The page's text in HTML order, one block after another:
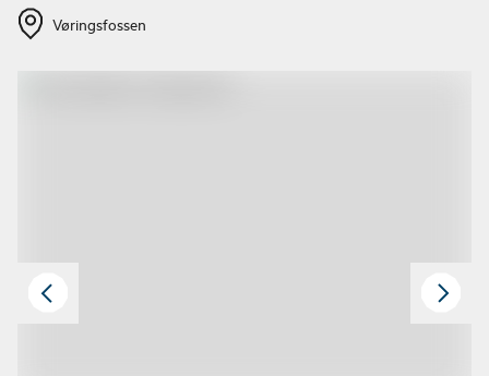
Vøringsfossen